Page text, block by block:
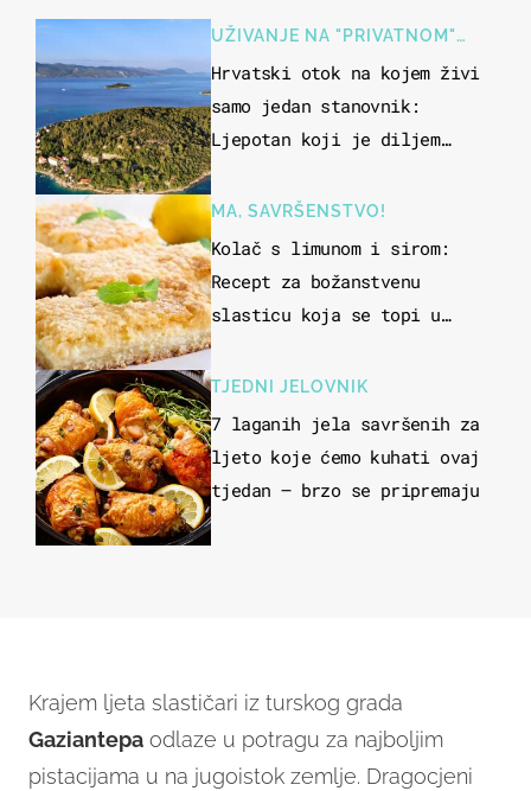
UŽIVANJE NA "PRIVATNOM"
OTOKU
Hrvatski otok na kojem živi
samo jedan stanovnik:
Ljepotan koji je diljem
"bijelom zlatu"
MA, SAVRŠENSTVO!
Kolač s limunom i sirom:
Recept za božanstvenu
slasticu koja se topi u
TJEDNI JELOVNIK
7 laganih jela savršenih za
ljeto koje ćemo kuhati ovaj
tjedan – brzo se pripremaju
Krajem ljeta slastičari iz turskog grada
Gaziantepa odlaze u potragu za najboljim
pistacijama u na jugoistok zemlje. Dragocjeni